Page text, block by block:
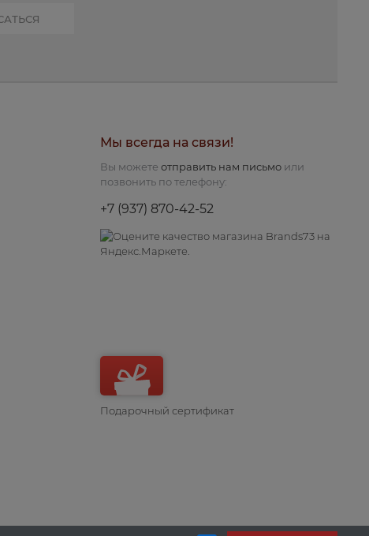
Мы всегда на связи!
Вы можете отправить нам письмо или
позвонить по телефону:
+7 (937) 870-42-52
Подарочный сертификат